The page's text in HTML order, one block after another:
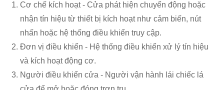
Cơ chế kích hoạt - Cửa phát hiện chuyển động hoặc
nhận tín hiệu từ thiết bị kích hoạt như cảm biến, nút
nhấn hoặc hệ thống điều khiển truy cập.
Đơn vị điều khiển - Hệ thống điều khiển xử lý tín hiệu
và kích hoạt động cơ.
Người điều khiển cửa - Người vận hành lái chiếc lá